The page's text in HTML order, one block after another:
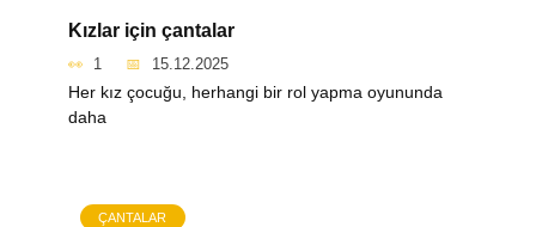
Kızlar için çantalar
1 15.12.2025
Her kız çocuğu, herhangi bir rol yapma oyununda
daha
ÇANTALAR